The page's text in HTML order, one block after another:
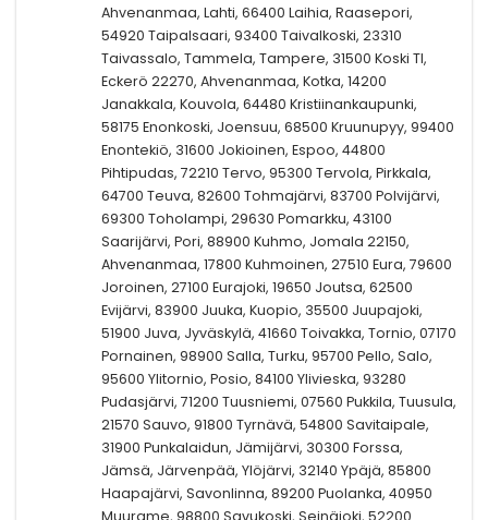
Ahvenanmaa, Lahti, 66400 Laihia, Raasepori,
54920 Taipalsaari, 93400 Taivalkoski, 23310
Taivassalo, Tammela, Tampere, 31500 Koski Tl,
Eckerö 22270, Ahvenanmaa, Kotka, 14200
Janakkala, Kouvola, 64480 Kristiinankaupunki,
58175 Enonkoski, Joensuu, 68500 Kruunupyy, 99400
Enontekiö, 31600 Jokioinen, Espoo, 44800
Pihtipudas, 72210 Tervo, 95300 Tervola, Pirkkala,
64700 Teuva, 82600 Tohmajärvi, 83700 Polvijärvi,
69300 Toholampi, 29630 Pomarkku, 43100
Saarijärvi, Pori, 88900 Kuhmo, Jomala 22150,
Ahvenanmaa, 17800 Kuhmoinen, 27510 Eura, 79600
Joroinen, 27100 Eurajoki, 19650 Joutsa, 62500
Evijärvi, 83900 Juuka, Kuopio, 35500 Juupajoki,
51900 Juva, Jyväskylä, 41660 Toivakka, Tornio, 07170
Pornainen, 98900 Salla, Turku, 95700 Pello, Salo,
95600 Ylitornio, Posio, 84100 Ylivieska, 93280
Pudasjärvi, 71200 Tuusniemi, 07560 Pukkila, Tuusula,
21570 Sauvo, 91800 Tyrnävä, 54800 Savitaipale,
31900 Punkalaidun, Jämijärvi, 30300 Forssa,
Jämsä, Järvenpää, Ylöjärvi, 32140 Ypäjä, 85800
Haapajärvi, Savonlinna, 89200 Puolanka, 40950
Muurame, 98800 Savukoski, Seinäjoki, 52200